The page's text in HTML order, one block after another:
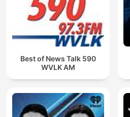
Best of News Talk 590
WVLK AM